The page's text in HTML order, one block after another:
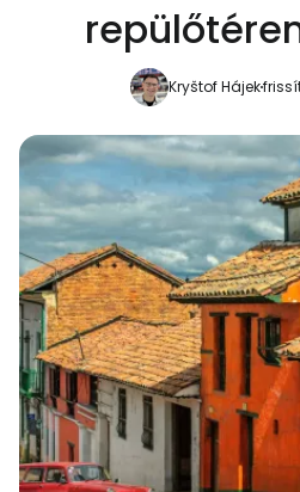
Kryštof Hájek
Folytatás a
Folytatás a
Folytassa e-